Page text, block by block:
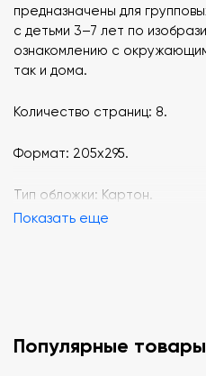
предназначены для
с детьми 3–7 лет по
ознакомлению с
так и дома.
Количество страниц: 8.
Формат: 205x295.
Тип обложки: Картон.
Показать еще
Популярные товары